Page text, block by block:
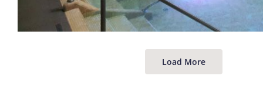
Load More